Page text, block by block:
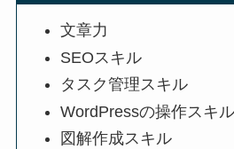
文章力
SEOスキル
タスク管理スキル
WordPressの操作スキル
図解作成スキル